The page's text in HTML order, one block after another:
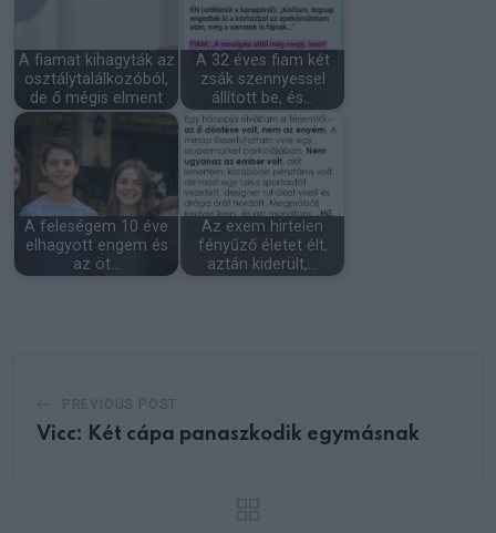
A fiamat kihagyták az
osztálytalálkozóból,
de ő mégis elment
A 32 éves fiam két
zsák szennyessel
állított be, és…
A feleségem 10 éve
elhagyott engem és
az öt…
Az exem hirtelen
fényűző életet élt,
aztán kiderült,…
Vicc: Két cápa panaszkodik egymásnak